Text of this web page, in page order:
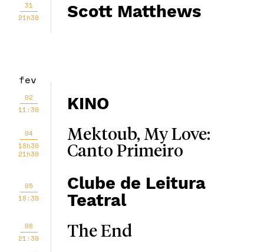
31
21h30
Scott Matthews
fev
02
11:30
KINO
04
18h30
21h30
Mektoub, My Love:
Canto Primeiro
05
18:30
Clube de Leitura
Teatral
08
21:30
The End